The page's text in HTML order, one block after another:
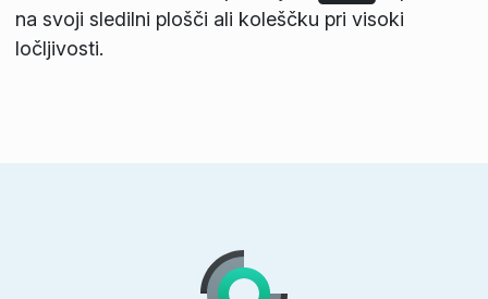
na svoji sledilni plošči ali koleščku pri visoki
ločljivosti.